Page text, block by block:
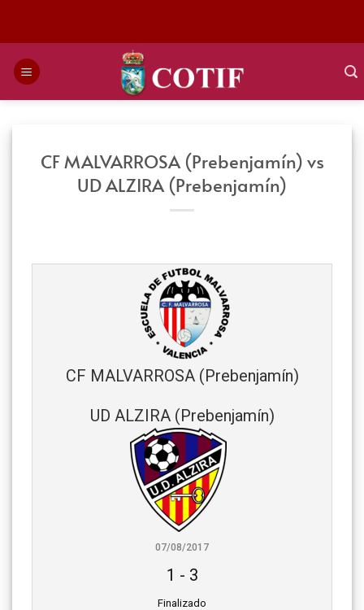
CF MALVARROSA (Prebenjamín) vs
UD ALZIRA (Prebenjamín)
CF MALVARROSA (Prebenjamín)
UD ALZIRA (Prebenjamín)
07/08/2017
1 - 3
Finalizado